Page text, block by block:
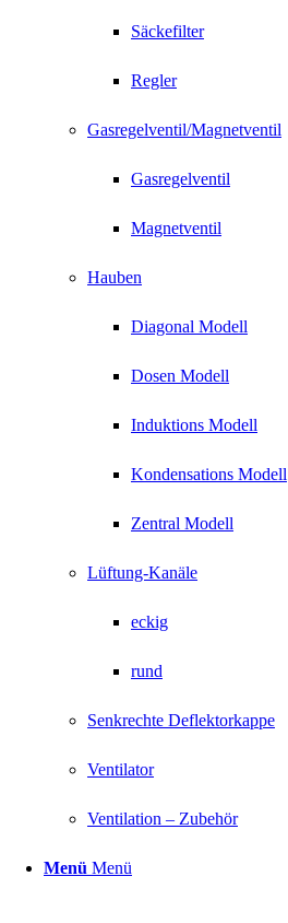
Säckefilter
Regler
Gasregelventil/Magnetventil
Gasregelventil
Magnetventil
Hauben
Diagonal Modell
Dosen Modell
Induktions Modell
Kondensations Modell
Zentral Modell
Lüftung-Kanäle
eckig
rund
Senkrechte Deflektorkappe
Ventilator
Ventilation – Zubehör
Menü Menü